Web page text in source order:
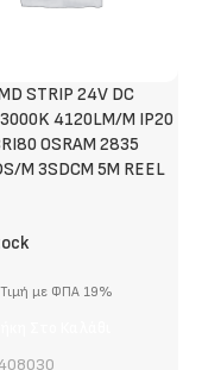
STRIP 24V DC
4120LM/M IP20
OSRAM 2835
M 3SDCM 5M REEL
Τιμή με ΦΠΑ 19%